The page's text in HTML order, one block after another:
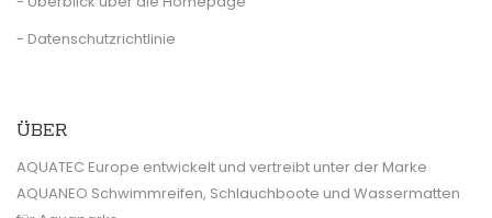
- Datenschutzrichtlinie
ÜBER
AQUATEC Europe entwickelt und vertreibt unter der Marke
AQUANEO Schwimmreifen, Schlauchboote und Wassermatten